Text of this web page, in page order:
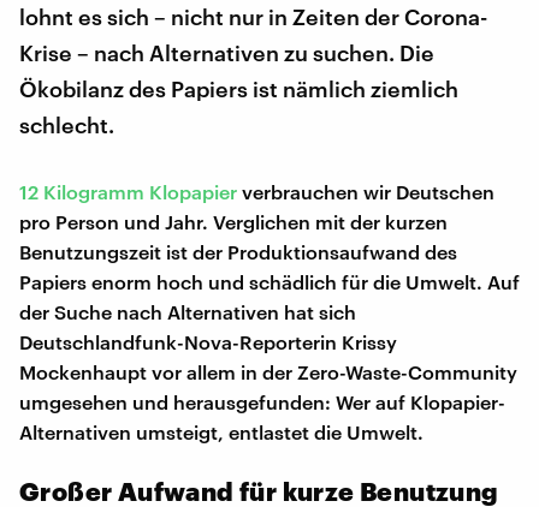
lohnt es sich – nicht nur in Zeiten der Corona-
Krise – nach Alternativen zu suchen. Die
Ökobilanz des Papiers ist nämlich ziemlich
schlecht.
12 Kilogramm Klopapier verbrauchen wir Deutschen
pro Person und Jahr. Verglichen mit der kurzen
Benutzungszeit ist der Produktionsaufwand des
Papiers enorm hoch und schädlich für die Umwelt. Auf
der Suche nach Alternativen hat sich
Deutschlandfunk-Nova-Reporterin Krissy
Mockenhaupt vor allem in der Zero-Waste-Community
umgesehen und herausgefunden: Wer auf Klopapier-
Alternativen umsteigt, entlastet die Umwelt.
Großer Aufwand für kurze Benutzung